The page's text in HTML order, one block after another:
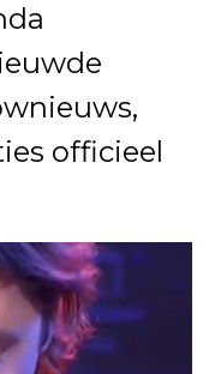
officieel